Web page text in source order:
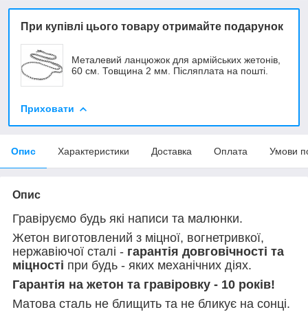
При купівлі цього товару отримайте подарунок
Металевий ланцюжок для армійських жетонів,
60 см. Товщина 2 мм. Післяплата на пошті.
Приховати
Опис Характеристики Доставка Оплата Умови
Опис
Гравіруємо будь які написи та малюнки.
Жетон виготовлений з міцної, вогнетривкої,
нержавіючої сталі - гарантія довговічності та
міцності при будь - яких механічних діях.
Гарантія на жетон та гравіровку - 10 років!
Матова сталь не блищить та не бликує на сонці.